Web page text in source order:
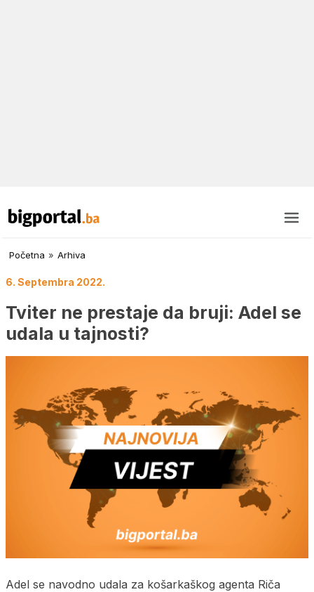
Početna » Arhiva
6. Septembra 2022.
Tviter ne prestaje da bruji: Adel se
udala u tajnosti?
Adel se navodno udala za košarkaškog agenta Riča